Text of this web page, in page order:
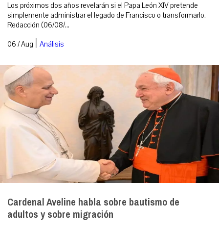
Los próximos dos años revelarán si el Papa León XIV pretende
simplemente administrar el legado de Francisco o transformarlo.
Redacción (06/08/...
06 / Aug | Análisis
Cardenal Aveline habla sobre bautismo de
adultos y sobre migración